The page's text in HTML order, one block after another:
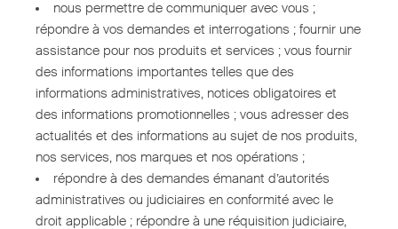
nous permettre de communiquer avec vous ;
répondre à vos demandes et interrogations ; fournir une
assistance pour nos produits et services ; vous fournir
des informations importantes telles que des
informations administratives, notices obligatoires et
des informations promotionnelles ; vous adresser des
actualités et des informations au sujet de nos produits,
nos services, nos marques et nos opérations ;
répondre à des demandes émanant d’autorités
administratives ou judiciaires en conformité avec le
droit applicable ; répondre à une réquisition judiciaire,